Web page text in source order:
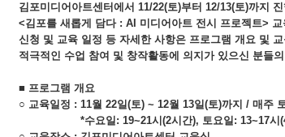
김포미디어아트센터에서 11/22(토)부터 12/13(토)까지
<김포를 새롭게 담다 : AI 미디어아트 전시 프로젝트>
신청 및 교육 일정 등 자세한 사항은 프로그램 개요 및
적극적인 수업 참여 및 창작활동에 의지가 있으신 분들
■ 프로그램 개요
○ 교육일정 : 11월 22일(토) ~ 12월 13일(토)까지 / 매주
*수요일: 19~21시(2시간), 토요일: 13~17시